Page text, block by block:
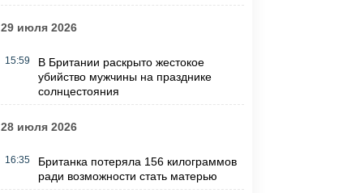
29 июля 2026
15:59
В Британии раскрыто жестокое
убийство мужчины на празднике
солнцестояния
28 июля 2026
16:35
Британка потеряла 156 килограммов
ради возможности стать матерью